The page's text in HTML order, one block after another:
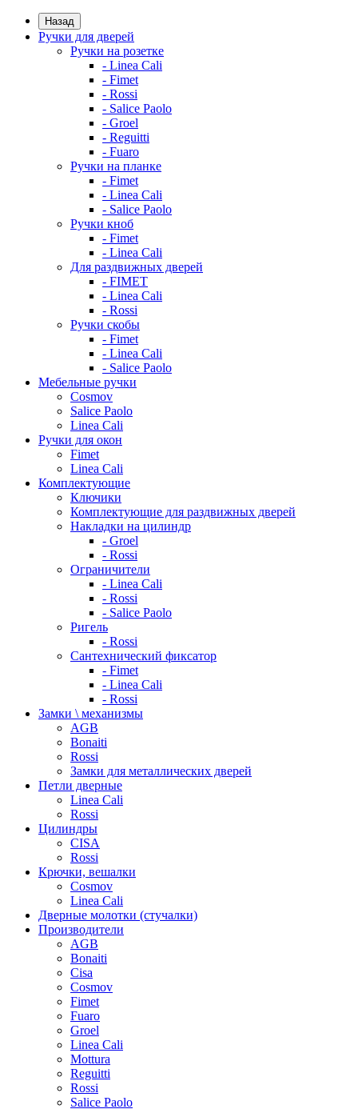
Назад
Ручки для дверей
Ручки на розетке
- Linea Cali
- Fimet
- Rossi
- Salice Paolo
- Groel
- Reguitti
- Fuaro
Ручки на планке
- Fimet
- Linea Cali
- Salice Paolo
Ручки кноб
- Fimet
- Linea Cali
Для раздвижных дверей
- FIMET
- Linea Cali
- Rossi
Ручки скобы
- Fimet
- Linea Cali
- Salice Paolo
Мебельные ручки
Cosmov
Salice Paolo
Linea Cali
Ручки для окон
Fimet
Linea Cali
Комплектующие
Ключики
Комплектующие для раздвижных дверей
Накладки на цилиндр
- Groel
- Rossi
Ограничители
- Linea Cali
- Rossi
- Salice Paolo
Ригель
- Rossi
Сантехнический фиксатор
- Fimet
- Linea Cali
- Rossi
Замки \ механизмы
AGB
Bonaiti
Rossi
Замки для металлических дверей
Петли дверные
Linea Cali
Rossi
Цилиндры
CISA
Rossi
Крючки, вешалки
Cosmov
Linea Cali
Дверные молотки (стучалки)
Производители
AGB
Bonaiti
Cisa
Cosmov
Fimet
Fuaro
Groel
Linea Cali
Mottura
Reguitti
Rossi
Salice Paolo